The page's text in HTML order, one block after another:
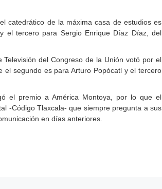
catedrático de la máxima casa de estudios es
el tercero para Sergio Enrique Díaz Díaz, del
del Congreso de la Unión votó por el
el segundo es para Arturo Popócatl y el tercero
el premio a América Montoya, por lo que el
-Código Tlaxcala- que siempre pregunta a sus
en días anteriores.